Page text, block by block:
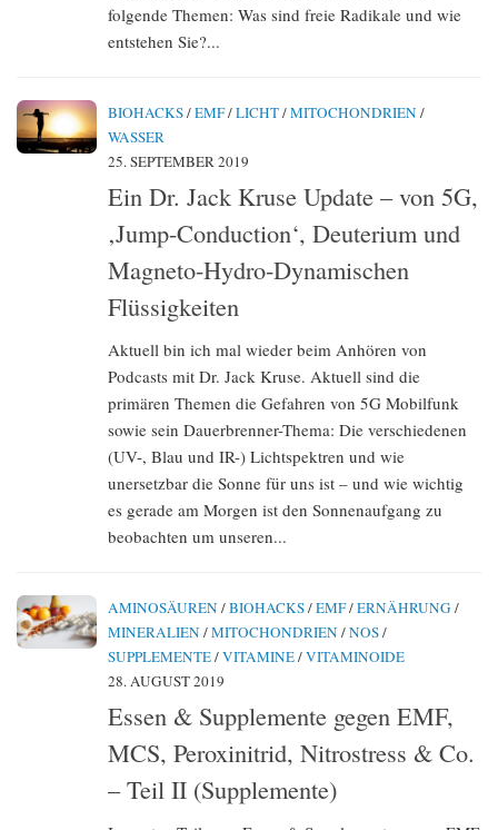
folgende Themen: Was sind freie Radikale und wie
entstehen Sie?...
BIOHACKS/EMF/LICHT/MITOCHONDRIEN /
WASSER
25. SEPTEMBER 2019
Ein Dr. Jack Kruse Update – von 5G,
‚Jump-Conduction‘, Deuterium und
Magneto-Hydro-Dynamischen
Flüssigkeiten
Aktuell bin ich mal wieder beim Anhören von
Podcasts mit Dr. Jack Kruse. Aktuell sind die
primären Themen die Gefahren von 5G Mobilfunk
sowie sein Dauerbrenner-Thema: Die verschiedenen
(UV-, Blau und IR-) Lichtspektren und wie
unersetzbar die Sonne für uns ist – und wie wichtig
es gerade am Morgen ist den Sonnenaufgang zu
beobachten um unseren...
AMINOSÄUREN /BIOHACKS/EMF/ERNÄHRUNG /
MINERALIEN /MITOCHONDRIEN /NOS/
SUPPLEMENTE/VITAMINE/VITAMINOIDE
28. AUGUST 2019
Essen & Supplemente gegen EMF,
MCS, Peroxinitrid, Nitrostress & Co.
– Teil II (Supplemente)